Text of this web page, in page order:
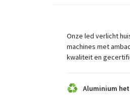
Onze led verlicht
machines met
kwaliteit en
Aluminium het